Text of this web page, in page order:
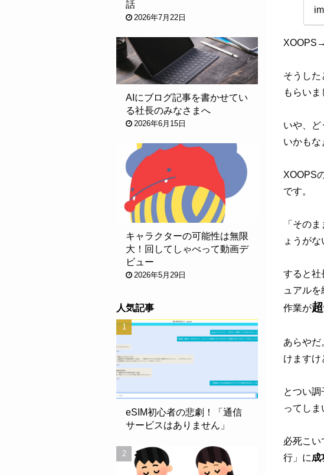
そうし
もらいま
いや、
いかもな
XOOPS
です。
「その
ょうがな
すると社
ュアル
作業が
あらやだ
けますけ
とつい
ってし
必死こ
行」に成
話
2026年7月22日
AIにブログ記事を書かせてい
る社長のみなさまへ
2026年6月15日
キャラクターの可能性は無限
大！回してしゃべって動画デ
ビュー
2026年5月29日
人気記事
eSIM初心者の悲劇！「通信
サービスはありません」